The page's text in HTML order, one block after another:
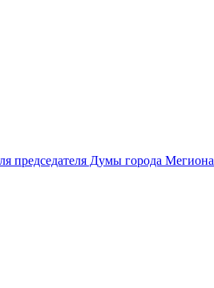
председателя Думы города Мегиона